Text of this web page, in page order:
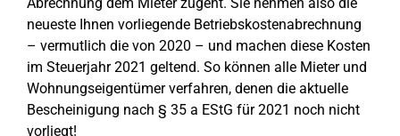
neueste Ihnen vorliegende Betriebskostenabrechnung
– vermutlich die von 2020 – und machen diese Kosten
im Steuerjahr 2021 geltend. So können alle Mieter und
Wohnungseigentümer verfahren, denen die aktuelle
Bescheinigung nach § 35 a EStG für 2021 noch nicht
vorliegt!